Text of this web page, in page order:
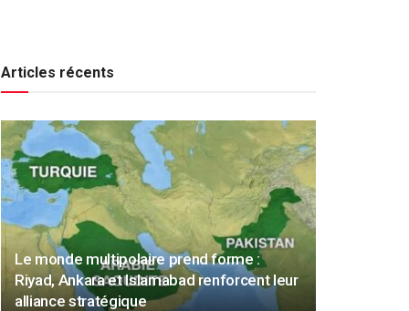
Articles récents
Le monde multipolaire prend forme :
Riyad, Ankara et Islamabad renforcent leur
alliance stratégique